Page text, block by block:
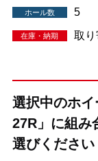
ホール数 5
在庫・納期 取
選択中のホ
27R」に組み
選びください